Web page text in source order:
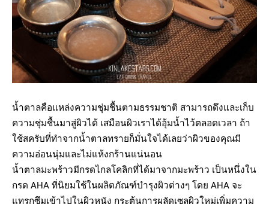
น้ำตาลคือแหล่งความชุ่มชื้นตามธรรมชาติ สามารถดึงและเก็บ
ความชุ่มชื้นมาสู่ผิวได้ เสมือนผิวเราได้อุ้มน้ำไว้ตลอดเวลา ถ้า
ใช้สครับที่ทำจากน้ำตาลทรายก็มั่นใจได้เลยว่าผิวของคุณมี
ความอ่อนนุ่มและไม่แห้งกร้านแน่นอน
น้ำตาลมะพร้าวมีกรดไกลโคลิกที่ได้มาจากมะพร้าว เป็นหนึ่งใน
กรด AHA ที่นิยมใช้ในผลิตภัณฑ์บำรุงผิวต่างๆ โดย AHA จะ
แทรกซึมเข้าไปในผิวหนัง กระตุ้นการผลัดเซลผิวใหม่เพิ่มความ